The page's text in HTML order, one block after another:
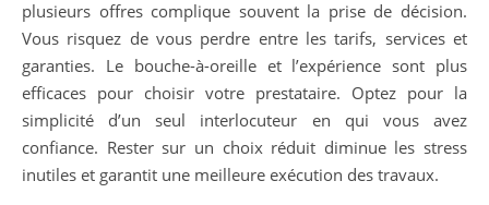
plusieurs offres complique souvent la prise de décision.
Vous risquez de vous perdre entre les tarifs, services et
garanties. Le bouche-à-oreille et l’expérience sont plus
efficaces pour choisir votre prestataire. Optez pour la
simplicité d’un seul interlocuteur en qui vous avez
confiance. Rester sur un choix réduit diminue les stress
inutiles et garantit une meilleure exécution des travaux.